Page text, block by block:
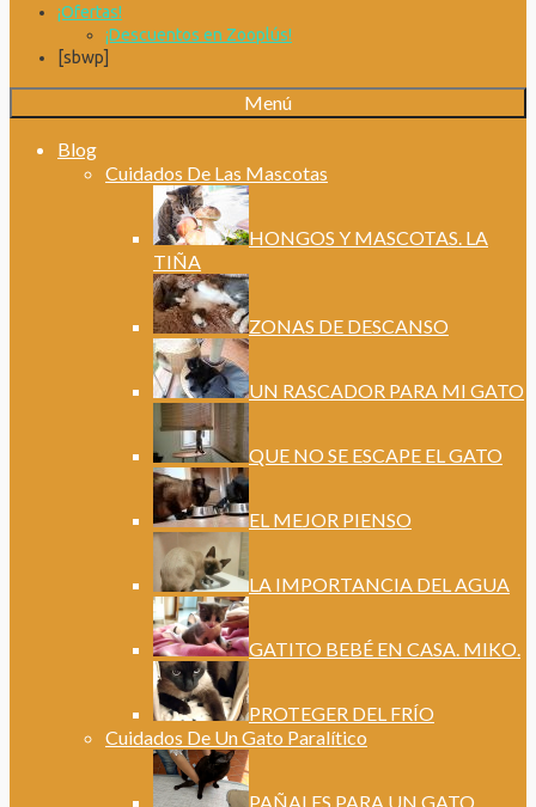
¡Ofertas!
¡Descuentos en Zooplús!
[sbwp]
Menú
Blog
Cuidados De Las Mascotas
HONGOS Y MASCOTAS. LA
TIÑA
ZONAS DE DESCANSO
UN RASCADOR PARA MI GATO
QUE NO SE ESCAPE EL GATO
EL MEJOR PIENSO
LA IMPORTANCIA DEL AGUA
GATITO BEBÉ EN CASA. MIKO.
PROTEGER DEL FRÍO
Cuidados De Un Gato Paralítico
PAÑALES PARA UN GATO